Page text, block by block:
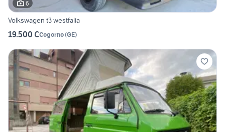
6
Volkswagen t3 westfalia
19.500 €Cogorno(GE)